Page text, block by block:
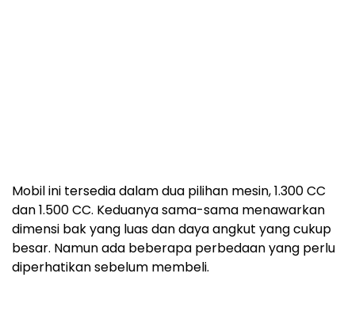
Mobil ini tersedia dalam dua pilihan mesin, 1.300 CC
dan 1.500 CC. Keduanya sama-sama menawarkan
dimensi bak yang luas dan daya angkut yang cukup
besar. Namun ada beberapa perbedaan yang perlu
diperhatikan sebelum membeli.